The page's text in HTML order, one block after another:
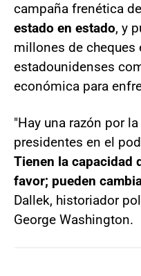
campaña frenética de
estado en estado, y
millones de cheques
estadounidenses
económica para
"Hay una razón por
presidentes en el
Tienen la capacidad
favor; pueden
Dallek, historiador
George Washington.